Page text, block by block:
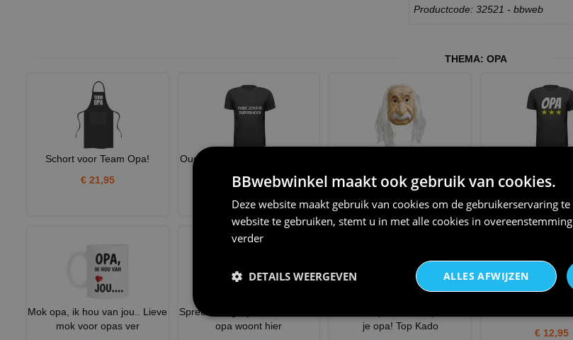
Productcode: 32521 - bbweb
THEMA: OPA
Schort voor Team Opa!
€ 21,95
Oude zooi is supermooi T-shirt
versleten bejaard
eigenlijk het brein van een
€ 3,75
€ 20,95
Mok opa, ik hou van jou.. Lieve
mok voor opas ver
Spreukentegeltje De allerliefste
opa woont hier
je opa! Top Kado
€ 12,95
BBwebwinkel maakt ook gebruik van cookies.
Deze website maakt gebruik van cookies om de gebruikerservaring
website te gebruiken, stemt u in met alle cookies in
verder
ALLES AFWIJZEN
DETAILS WEERGEVEN